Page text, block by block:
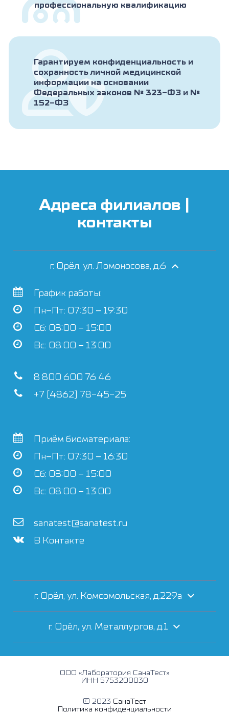
профессиональную квалификацию
Гарантируем конфиденциальность и
сохранность личной медицинской
информации на основании
Федеральных законов № 323-ФЗ и №
152-ФЗ
Адреса филиалов |
контакты
г. Орёл, ул. Ломоносова, д.6
График работы:
Пн–Пт: 07:30 – 19:30
Сб: 08:00 – 15:00
Вс: 08:00 – 13:00
8 800 600 76 46
+7 (4862) 78-45-25
Приём биоматериала:
Пн–Пт: 07:30 – 16:30
Сб: 08:00 – 15:00
Вс: 08:00 – 13:00
sanatest@sanatest.ru
В Контакте
г. Орёл, ул. Комсомольская, д.229а
г. Орёл, ул. Металлургов, д.1
ООО «Лаборатория СанаТест»
ИНН 5753200030
© 2023 СанаТест
Политика конфиденциальности